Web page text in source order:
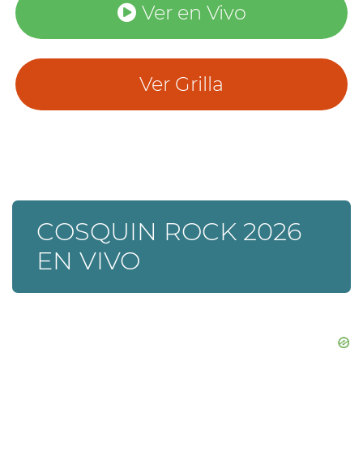
Ver en Vivo
Ver Grilla
COSQUIN ROCK 2026
EN VIVO